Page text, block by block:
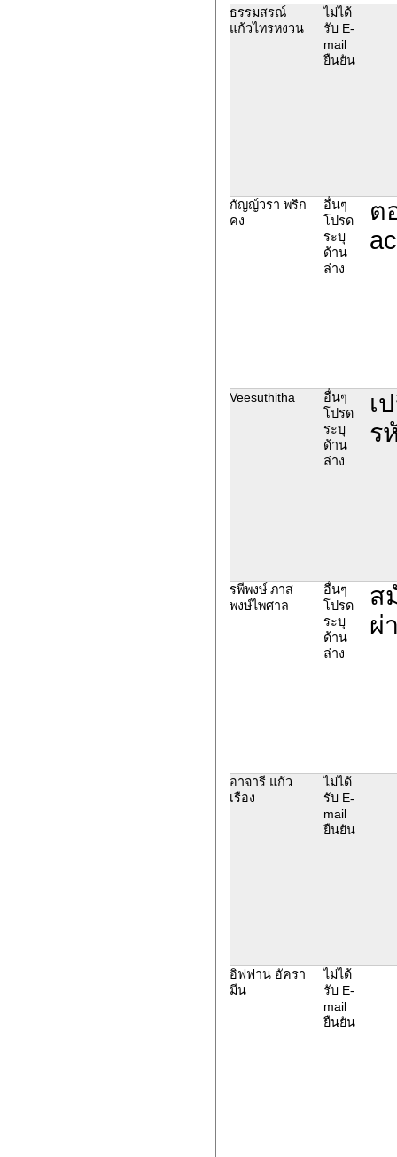
ธรรมสรณ์
แก้วไทรหงวน
ไม่ได้
รับ E-
mail
ยืนยัน
กัญญ์วรา พริก
คง
อื่นๆ
โปรด
ระบุ
ด้าน
ล่าง
ต
Veesuthitha
อื่นๆ
โปรด
ระบุ
ด้าน
ล่าง
เ
ร
รพีพงษ์ ภาส
พงษ์ไพศาล
อื่นๆ
โปรด
ระบุ
ด้าน
ล่าง
ส
ผ่
อาจารี แก้ว
เรือง
ไม่ได้
รับ E-
mail
ยืนยัน
อิฟฟาน อัครา
มีน
ไม่ได้
รับ E-
mail
ยืนยัน